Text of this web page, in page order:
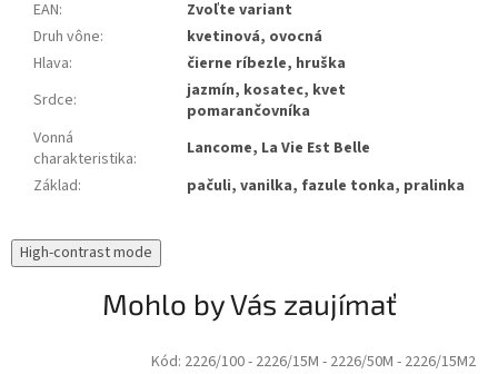
EAN:
Zvoľte variant
Druh vône:
kvetinová, ovocná
Hlava:
čierne ríbezle, hruška
Srdce:
jazmín, kosatec, kvet
pomarančovníka
Vonná
charakteristika:
Lancome, La Vie Est Belle
Základ: pačuli, vanilka, fazule tonka, pralinka
High-contrast mode
Mohlo by Vás zaujímať
Kód: 2226/100- 2226/15M - 2226/50M - 2226/15M2